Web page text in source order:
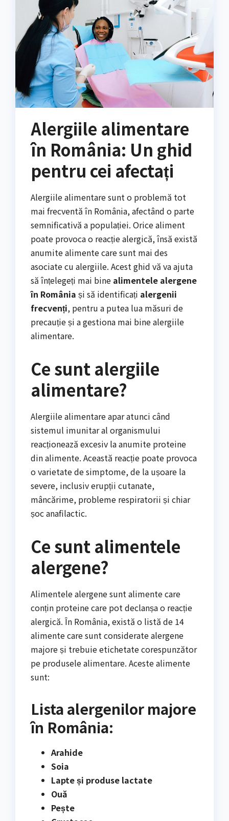
Alergiile alimentare
în România: Un ghid
pentru cei afectați
Alergiile alimentare sunt o problemă tot
mai frecventă în România, afectând o parte
semnificativă a populației. Orice aliment
poate provoca o reacție alergică, însă există
anumite alimente care sunt mai des
asociate cu alergiile. Acest ghid vă va ajuta
să înțelegeți mai bine alimentele alergene
în România și să identificați alergenii
frecvenți, pentru a putea lua măsuri de
precauție și a gestiona mai bine alergiile
alimentare.
Ce sunt alergiile
alimentare?
Alergiile alimentare apar atunci când
sistemul imunitar al organismului
reacționează excesiv la anumite proteine
din alimente. Această reacție poate provoca
o varietate de simptome, de la ușoare la
severe, inclusiv erupții cutanate,
mâncărime, probleme respiratorii și chiar
șoc anafilactic.
Ce sunt alimentele
alergene?
Alimentele alergene sunt alimente care
conțin proteine care pot declanșa o reacție
alergică. În România, există o listă de 14
alimente care sunt considerate alergene
majore și trebuie etichetate corespunzător
pe produsele alimentare. Aceste alimente
sunt:
Lista alergenilor majore
în România:
Arahide
Soia
Lapte și produse lactate
Ouă
Pește